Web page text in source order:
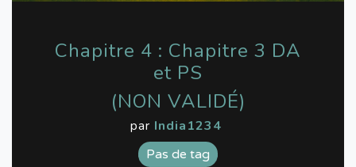
Chapitre 4 : Chapitre 3 DA
et PS
(NON VALIDÉ)
par India1234
Pas de tag